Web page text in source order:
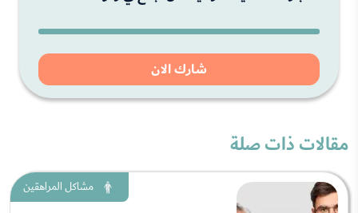
شارك الان
مقالات ذات صلة
مشاكل المراهقين